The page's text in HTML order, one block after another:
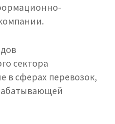
сектора
в сферах перевозок,